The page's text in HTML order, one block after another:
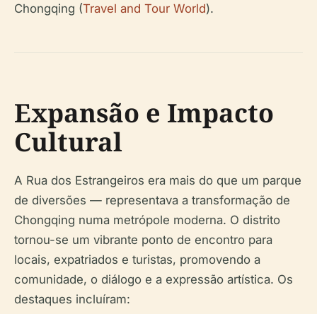
Chongqing (Travel and Tour World).
Expansão e Impacto
Cultural
A Rua dos Estrangeiros era mais do que um parque
de diversões — representava a transformação de
Chongqing numa metrópole moderna. O distrito
tornou-se um vibrante ponto de encontro para
locais, expatriados e turistas, promovendo a
comunidade, o diálogo e a expressão artística. Os
destaques incluíram: